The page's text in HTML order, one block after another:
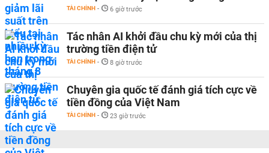
TÀI CHÍNH - 6 giờ trước
Tác nhân AI khởi đầu chu kỳ mới của thị
trường tiền điện tử
TÀI CHÍNH - 8 giờ trước
Chuyên gia quốc tế đánh giá tích cực về
tiền đồng của Việt Nam
TÀI CHÍNH - 23 giờ trước